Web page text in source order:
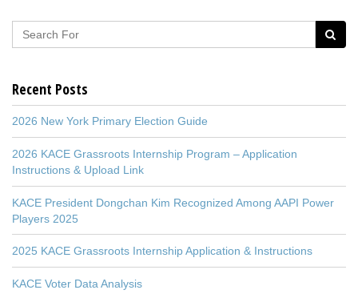
Recent Posts
2026 New York Primary Election Guide
2026 KACE Grassroots Internship Program – Application
Instructions & Upload Link
KACE President Dongchan Kim Recognized Among AAPI Power
Players 2025
2025 KACE Grassroots Internship Application & Instructions
KACE Voter Data Analysis